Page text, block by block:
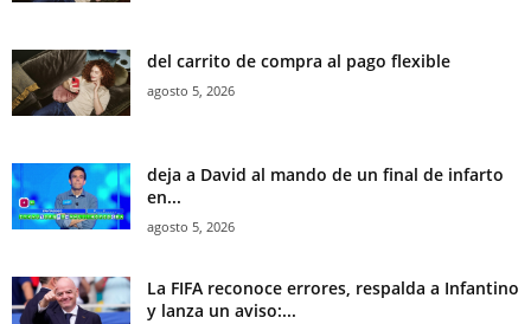
del carrito de compra al pago flexible
agosto 5, 2026
deja a David al mando de un final de infarto
en...
agosto 5, 2026
La FIFA reconoce errores, respalda a Infantino
y lanza un aviso:...